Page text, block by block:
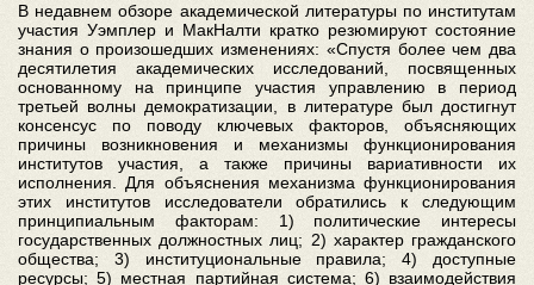
В недавнем обзоре академической литературы по институтам
участия Уэмплер и МакНалти кратко резюмируют состояние
знания о произошедших изменениях: «Спустя более чем два
десятилетия академических исследований, посвященных
основанному на принципе участия управлению в период
третьей волны демократизации, в литературе был достигнут
консенсус по поводу ключевых факторов, объясняющих
причины возникновения и механизмы функционирования
институтов участия, а также причины вариативности их
исполнения. Для объяснения механизма функционирования
этих институтов исследователи обратились к следующим
принципиальным факторам: 1) политические интересы
государственных должностных лиц; 2) характер гражданского
общества; 3) институциональные правила; 4) доступные
ресурсы; 5) местная партийная система; 6) взаимодействия